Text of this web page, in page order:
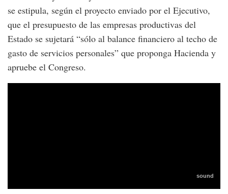
se estipula, según el proyecto enviado por el Ejecutivo,
que el presupuesto de las empresas productivas del
Estado se sujetará “sólo al balance financiero al techo de
gasto de servicios personales” que proponga Hacienda y
apruebe el Congreso.